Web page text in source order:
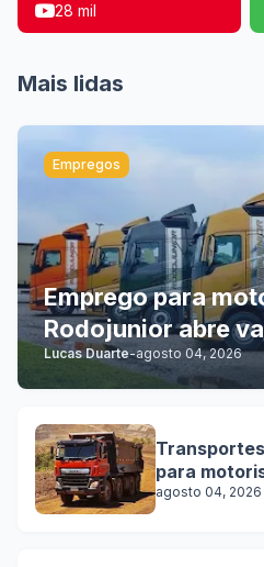
28 mil
Mais lidas
Empregos
Emprego para
Rodojunior abre
Lucas Duarte-agosto 04, 2026
para
agosto 04, 2026